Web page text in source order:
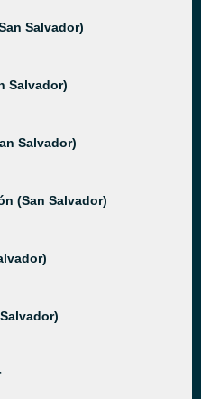
Salvador)
Salvador)
Salvador)
(San Salvador)